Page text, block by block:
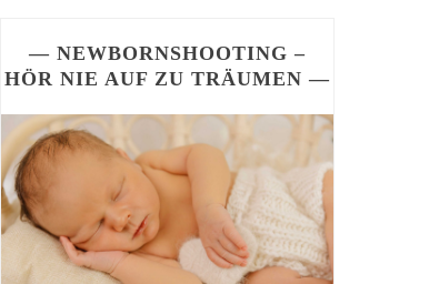
— NEWBORNSHOOTING –
HÖR NIE AUF ZU TRÄUMEN —